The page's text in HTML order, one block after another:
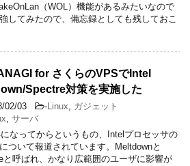
（WOL）機能があるみたいなので
してみたので、備忘録としても残しておこ
for さくらのVPSでIntel
Spectre対策を実施した
02/03 -Linux
ガジェット
サーバ
なってからというもの、Intelプロセッサの
ついて報道されています。Meltdownと
と呼ばれ、かなり広範囲のユーザに影響が